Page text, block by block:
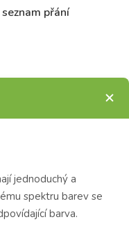
přání
jednoduchý a
spektru barev se
barva.